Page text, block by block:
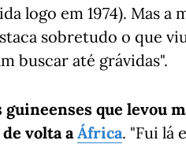
logo em 1974). Mas a
sobretudo o que
buscar até grávidas".
que levou
de volta aÁfrica. "Fui lá